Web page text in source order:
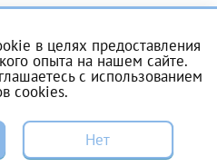
Telegram Max
в целях предоставления
опыта на нашем сайте.
с использованием
cookies.
Нет